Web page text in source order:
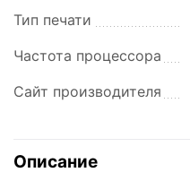
Тип печати
Частота процессора
Сайт производителя
Описание